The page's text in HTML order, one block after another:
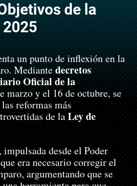
de la
un punto de inflexión en la
Mediante decretos
Oficial de la
marzo y el 16 de octubre, se
reformas más
de la Ley de
desde el Poder
era necesario corregir el
argumentando que se